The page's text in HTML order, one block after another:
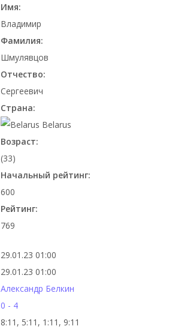
Имя:
Владимир
Фамилия:
Шмулявцов
Отчество:
Сергеевич
Страна:
Belarus
Возраст:
(33)
Начальный рейтинг:
600
Рейтинг:
769
29.01.23 01:00
29.01.23 01:00
Александр Белкин
0 - 4
8:11, 5:11, 1:11, 9:11